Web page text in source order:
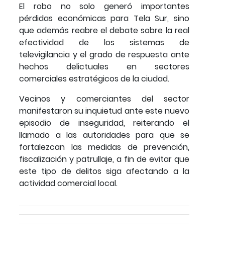
El robo no solo generó importantes
pérdidas económicas para Tela Sur, sino
que además reabre el debate sobre la real
efectividad de los sistemas de
televigilancia y el grado de respuesta ante
hechos delictuales en sectores
comerciales estratégicos de la ciudad.
Vecinos y comerciantes del sector
manifestaron su inquietud ante este nuevo
episodio de inseguridad, reiterando el
llamado a las autoridades para que se
fortalezcan las medidas de prevención,
fiscalización y patrullaje, a fin de evitar que
este tipo de delitos siga afectando a la
actividad comercial local.